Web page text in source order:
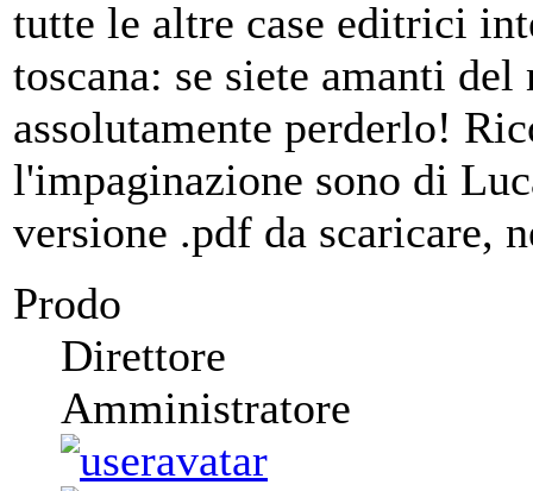
tutte le altre case editrici
toscana: se siete amanti
assolutamente perderlo!
l'impaginazione sono di
versione .pdf da scaricare,
Prodo
Direttore
Amministratore